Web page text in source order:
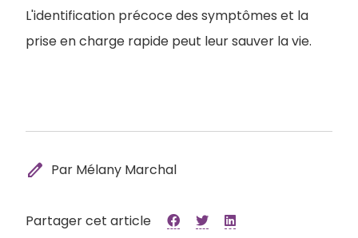
L'identification précoce des symptômes et la
prise en charge rapide peut leur sauver la vie.
edit Par Mélany Marchal
Partager cet article